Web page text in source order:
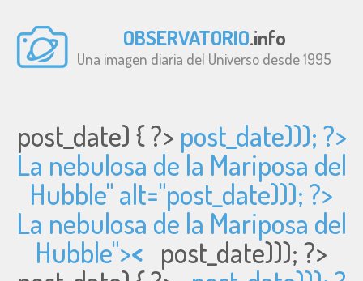
OBSERVATORIO.info
Una imagen diaria del Universo desde 1995
post_date) { ?> post_date))); ?>
La nebulosa de la Mariposa del
Hubble" alt="post_date))); ?>
La nebulosa de la Mariposa del
Hubble">< post_date))); ?>